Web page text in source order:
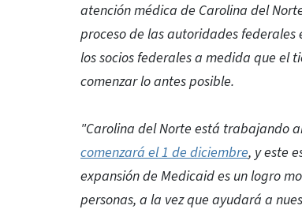
atención médica de Carolina del
proceso de las autoridades
los socios federales a medida que el
comenzar lo antes posible.
"Carolina del Norte está trabajando
comenzará el 1 de diciembre, y este
expansión de Medicaid es un logro
personas, a la vez que ayudará a